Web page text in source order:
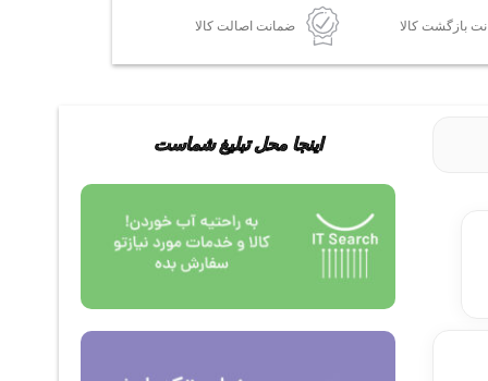
ضمانت اصالت کالا
اینجا محل تبلیغ شماست